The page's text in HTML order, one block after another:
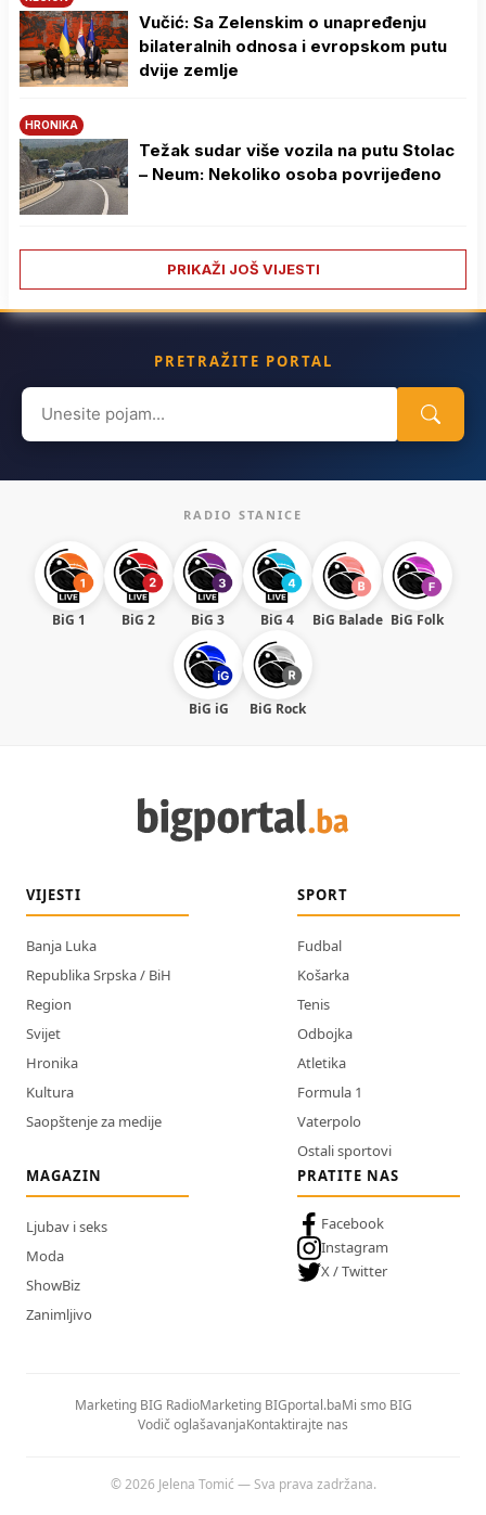
Vučić: Sa Zelenskim o unapređenju
bilateralnih odnosa i evropskom putu
dvije zemlje
HRONIKA
Težak sudar više vozila na putu Stolac
– Neum: Nekoliko osoba povrijeđeno
PRIKAŽI JOŠ VIJESTI
PRETRAŽITE PORTAL
Search
for:
RADIO STANICE
BiG 1 BiG 2 BiG 3 BiG 4 BiG Balade BiG Folk
BiG iG BiG Rock
VIJESTI
Banja Luka
Republika Srpska / BiH
Region
Svijet
Hronika
Kultura
Saopštenje za medije
SPORT
Fudbal
Košarka
Tenis
Odbojka
Atletika
Formula 1
Vaterpolo
Ostali sportovi
MAGAZIN
Ljubav i seks
Moda
ShowBiz
Zanimljivo
PRATITE NAS
Facebook
Instagram
X / Twitter
Marketing BIG RadioMarketing BIGportal.baMi smo BIG
Vodič oglašavanjaKontaktirajte nas
© 2026 Jelena Tomić — Sva prava zadržana.